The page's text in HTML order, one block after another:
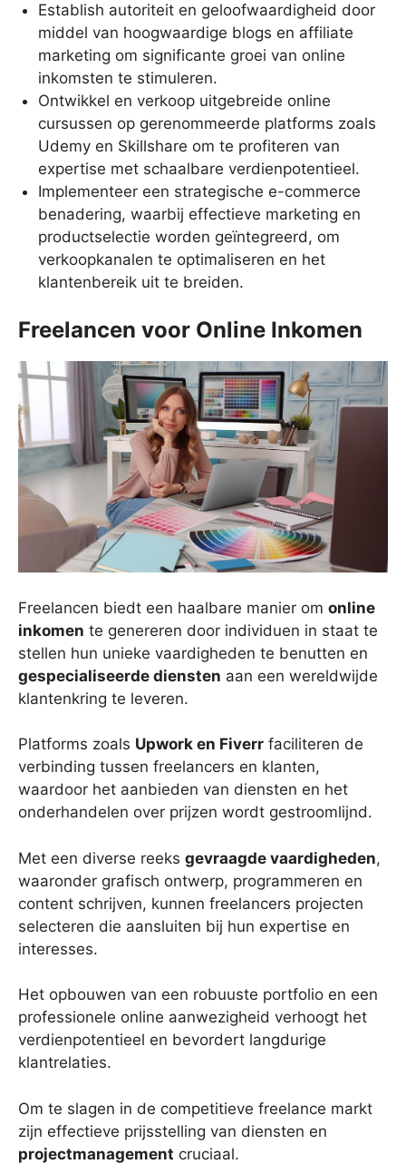
Establish autoriteit en geloofwaardigheid door
middel van hoogwaardige blogs en affiliate
marketing om significante groei van online
inkomsten te stimuleren.
Ontwikkel en verkoop uitgebreide online
cursussen op gerenommeerde platforms zoals
Udemy en Skillshare om te profiteren van
expertise met schaalbare verdienpotentieel.
Implementeer een strategische e-commerce
benadering, waarbij effectieve marketing en
productselectie worden geïntegreerd, om
verkoopkanalen te optimaliseren en het
klantenbereik uit te breiden.
Freelancen voor Online Inkomen
Freelancen biedt een haalbare manier om online
inkomen te genereren door individuen in staat te
stellen hun unieke vaardigheden te benutten en
gespecialiseerde diensten aan een wereldwijde
klantenkring te leveren.
Platforms zoals Upwork en Fiverr faciliteren de
verbinding tussen freelancers en klanten,
waardoor het aanbieden van diensten en het
onderhandelen over prijzen wordt gestroomlijnd.
Met een diverse reeks gevraagde vaardigheden,
waaronder grafisch ontwerp, programmeren en
content schrijven, kunnen freelancers projecten
selecteren die aansluiten bij hun expertise en
interesses.
Het opbouwen van een robuuste portfolio en een
professionele online aanwezigheid verhoogt het
verdienpotentieel en bevordert langdurige
klantrelaties.
Om te slagen in de competitieve freelance markt
zijn effectieve prijsstelling van diensten en
projectmanagement cruciaal.